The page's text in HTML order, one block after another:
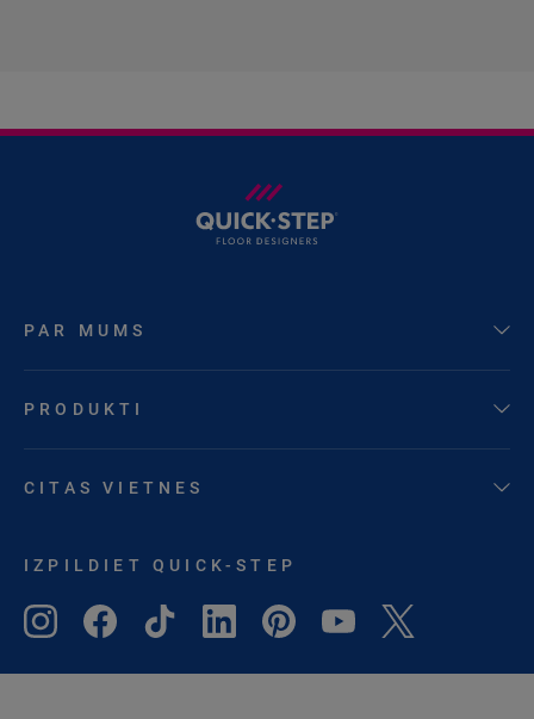
PAR MUMS
PRODUKTI
CITAS VIETNES
IZPILDIET QUICK-STEP